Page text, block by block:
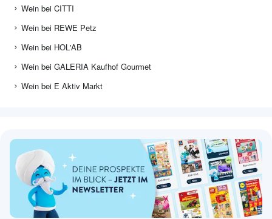
Wein bei CITTI
Wein bei REWE Petz
Wein bei HOL'AB
Wein bei GALERIA Kaufhof Gourmet
Wein bei E Aktiv Markt